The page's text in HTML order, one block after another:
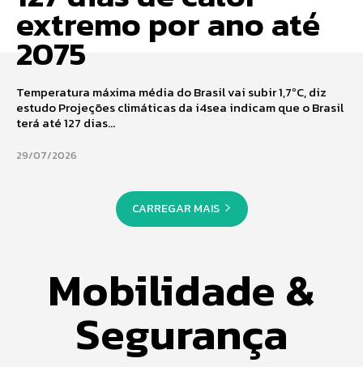
extremo por ano até
2075
Temperatura máxima média do Brasil vai subir 1,7ºC, diz
estudo Projeções climáticas da i4sea indicam que o Brasil
terá até 127 dias...
29/07/2026
CARREGAR MAIS
Mobilidade &
Segurança